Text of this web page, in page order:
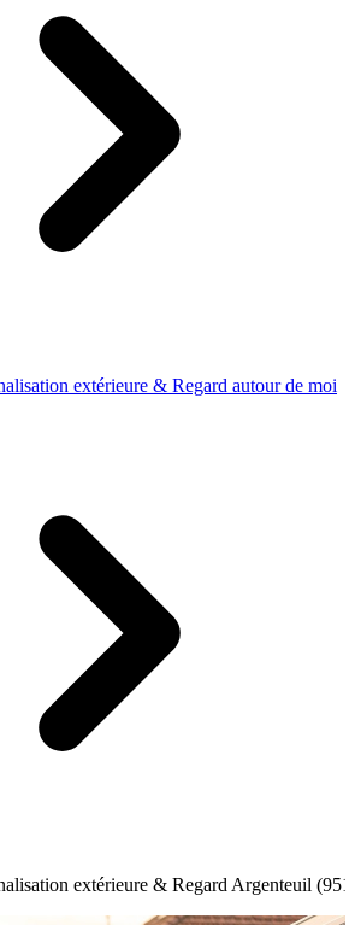
extérieure & Regard autour de moi
extérieure & Regard Argenteuil